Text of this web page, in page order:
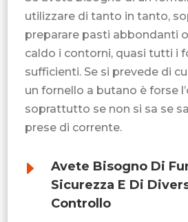
utilizzare di tanto in tanto,
preparare pasti abbondanti
caldo i contorni, quasi tutti i
sufficienti. Se si prevede di
un fornello a butano è forse
soprattutto se non si sa se
prese di corrente.
E
Avete Bisogno Di
Sicurezza E Di
Controllo